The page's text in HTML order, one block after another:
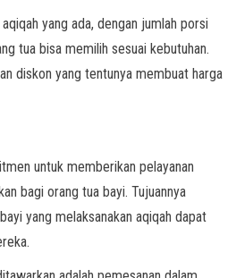
yang ada, dengan jumlah porsi
tua bisa memilih sesuai kebutuhan.
diskon yang tentunya membuat harga
untuk memberikan pelayanan
bagi orang tua bayi. Tujuannya
yang melaksanakan aqiqah dapat